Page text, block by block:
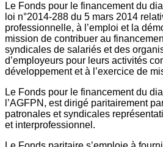
Le Fonds pour le financement du
loi n°2014-288 du 5 mars 2014
professionnelle, à l’emploi et la
mission de contribuer au
syndicales de salariés et des
d’employeurs pour leurs activités
développement et à l’exercice de
Le Fonds pour le financement du
l’AGFPN, est dirigé paritairement
patronales et syndicales
et interprofessionnel.